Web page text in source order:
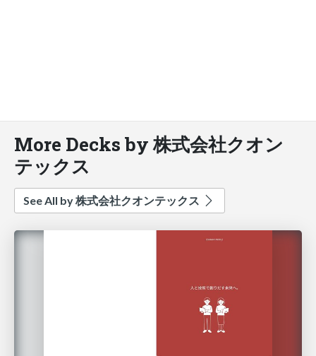
More Decks by 株式会社クオン
テックス
See All by 株式会社クオンテックス